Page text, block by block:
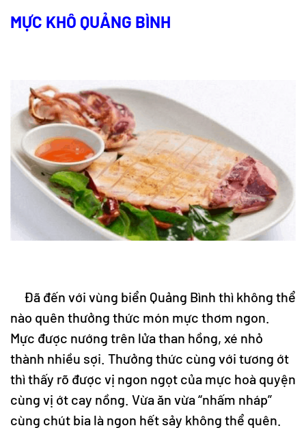
MỰC KHÔ QUẢNG BÌNH
Đã đến với vùng biển Quảng Bình thì không thể
nào quên thưởng thức món mực thơm ngon.
Mực được nướng trên lửa than hồng, xé nhỏ
thành nhiều sợi. Thưởng thức cùng với tương ớt
thì thấy rõ được vị ngon ngọt của mực hoà quyện
cùng vị ớt cay nồng. Vừa ăn vừa “nhấm nháp”
cùng chút bia là ngon hết sảy không thể quên.